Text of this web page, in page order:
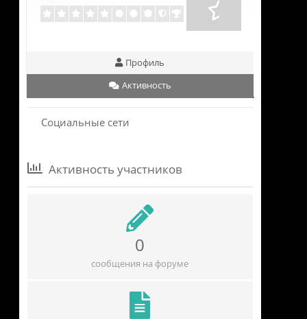
Профиль
Активность
Социальные сети
Активность участников
0
сообщения на форуме